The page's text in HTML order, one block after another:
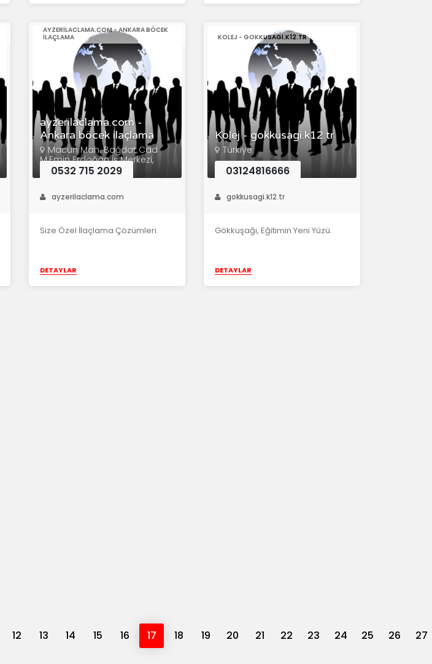
ayzerilaclama.com -
Ankara böcek ilaçlama
AYZERILACLAMA.COM - ANKARA BÖCEK
ILAÇLAMA
Macun Mah. Bağdat Cad
M.Emin Erdoğan İş Merkezi,
D:93/111, 06200
0532 715 2029
ayzerilaclama.com
Size Özel İlaçlama Çözümleri.
DETAYLAR
Kolej - gokkusagi.k12.tr
KOLEJ - GOKKUSAGI.K12.TR
Türkiye
03124816666
gokkusagi.k12.tr
Gökkuşağı, Eğitimin Yeni Yüzü.
DETAYLAR
12 13 14 15 16 17 18 19 20 21 22 23 24 25 26 27